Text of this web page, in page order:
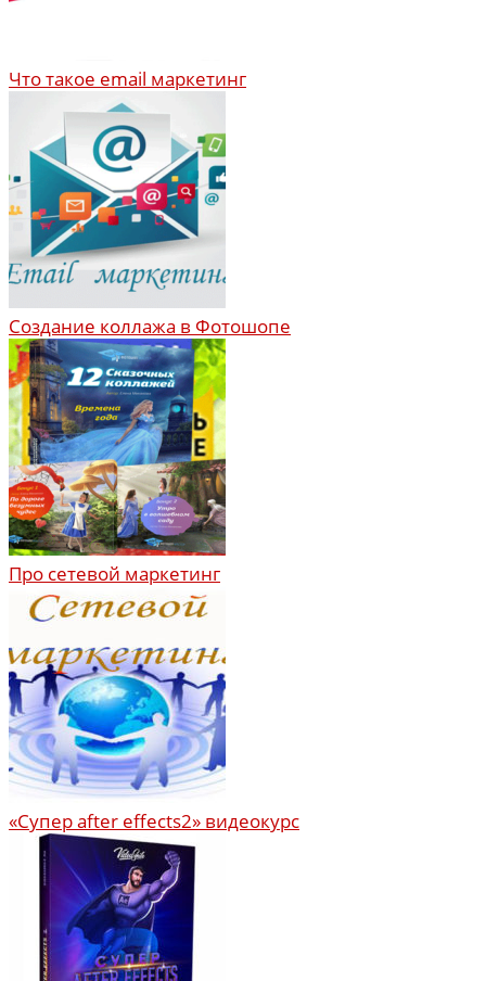
Что такое email маркетинг
Создание коллажа в Фотошопе
Про сетевой маркетинг
«Супер after effects2» видеокурс